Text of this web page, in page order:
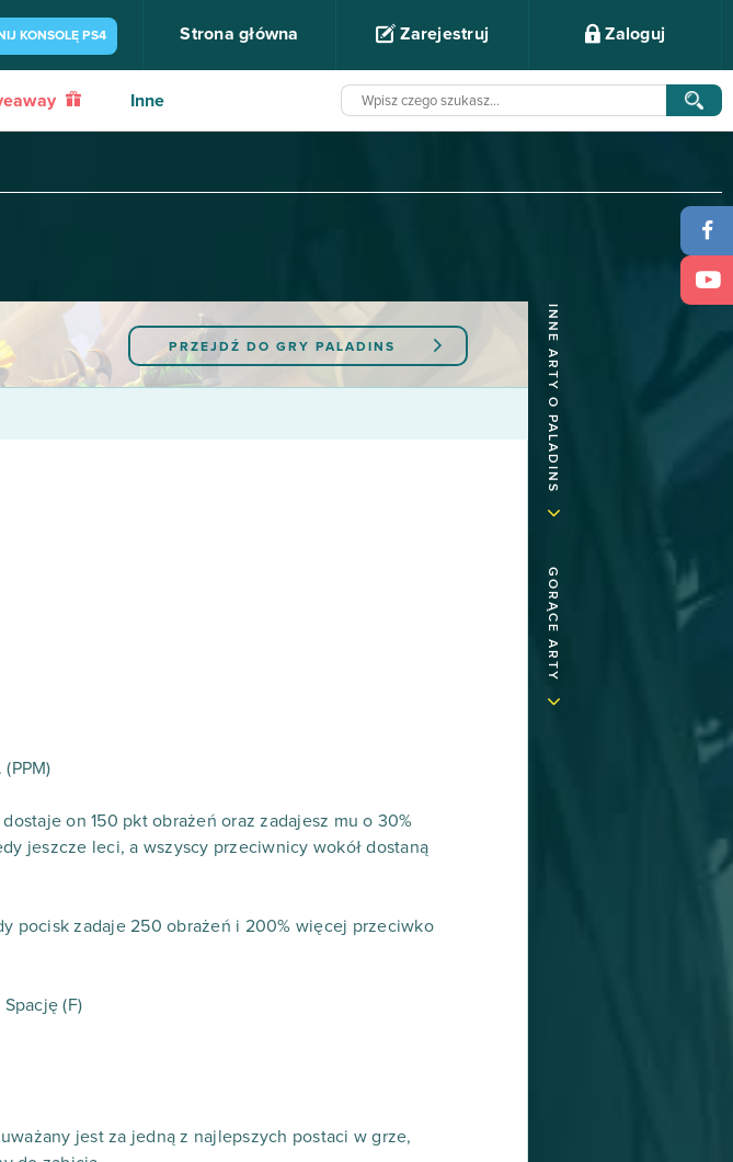
KONSOLĘ PS4 Strona główna Zarejestruj Zaloguj
Inne
INNE ARTY O PALADINS
GORĄCE ARTY
PRZEJDŹ DO GRY PALADINS
on 150 pkt obrażeń oraz zadajesz mu o 30%
jeszcze leci, a wszyscy przeciwnicy wokół dostaną
pocisk zadaje 250 obrażeń i 200% więcej przeciwko
(F)
jest za jedną z najlepszych postaci w grze,